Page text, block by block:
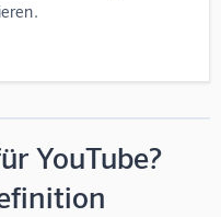
YouTube?